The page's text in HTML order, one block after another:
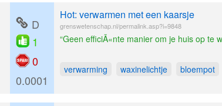
D
1
0
0.0001
Hot: verwarmen met een kaarsje
grenswetenschap.nl/permalink.asp?i=9848
“Geen efficiÃ«nte manier om je huis op te
verwarming waxinelichtje bloempot